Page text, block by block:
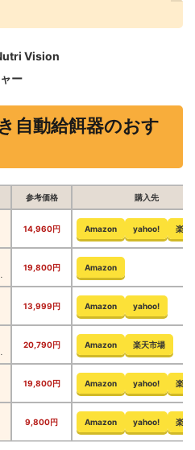
Vision
ー
自動給餌器のおす
参考価格 購入先
14,960円 Amazon yahoo! 楽天
19,800円 Amazon
13,999円 Amazon yahoo!
20,790円 Amazon 楽天市場
19,800円 Amazon yahoo! 楽天
9,800円 Amazon yahoo! 楽天